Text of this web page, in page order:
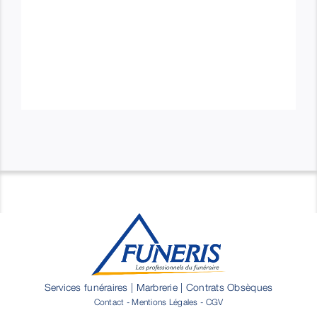
Services funéraires | Marbrerie | Contrats Obsèques
Contact -Mentions Légales - CGV